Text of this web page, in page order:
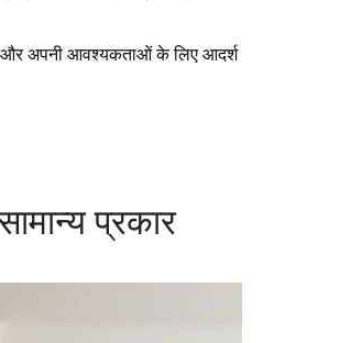
और अपनी आवश्यकताओं के लिए आदर्श
प्रकार